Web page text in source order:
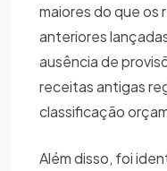
maiores do que os
anteriores
ausência de
receitas antigas
classificação
Além disso, foi